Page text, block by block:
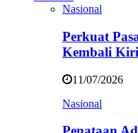
Nasional
Perkuat
Kembali
11/07/2026
Nasional